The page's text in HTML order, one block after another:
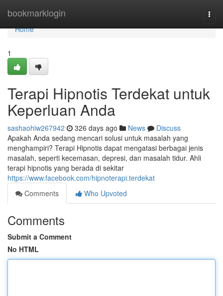
bookmarklogin
Home
Home
1
Terapi Hipnotis Terdekat untuk
Keperluan Anda
sashaohiw267942 326 days ago News
Discuss
Apakah Anda sedang mencari solusi untuk masalah yang
menghampiri? Terapi Hipnotis dapat mengatasi berbagai jenis
masalah, seperti kecemasan, depresi, dan masalah tidur. Ahli
terapi hipnotis yang berada di sekitar
https://www.facebook.com/hipnoterapi.terdekat
Comments
Who Upvoted
Comments
Submit a Comment
No HTML